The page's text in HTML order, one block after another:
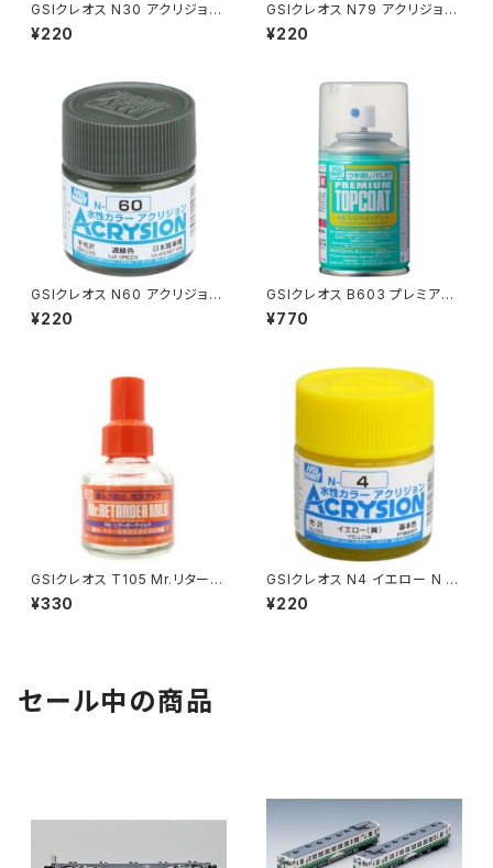
GSIクレオス N30 アクリジョン
カラー クリアー（新品 在庫品）
¥220
GSIクレオス N79 アクリジョン
カラー ダークイエロー プラモデ
ル 塗料（新品 在庫品）
¥220
GSIクレオス N60 アクリジョン
カラー 濃緑色 プラモデル 塗料
（新品 在庫品）
¥220
GSIクレオス B603 プレミアム
トップコート(ツヤ消シ） プラモデ
ル 工具（新品 在庫品）
¥770
GSIクレオス T105 Mr.リターダ
ーマイルド プラモデル 工具（新
品 在庫品）
¥330
GSIクレオス N4 イエロー N プ
ラモデル 塗料（新品 在庫品）
¥220
セール中の商品